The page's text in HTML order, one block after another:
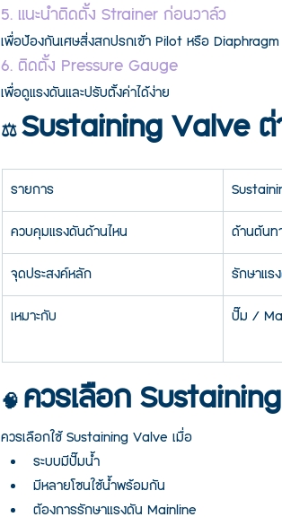
5. แนะนำติดตั้ง Strainer ก่อนวาล์ว
เพื่อป้องกันเศษสิ่งสกปรกเข้า Pilot หรือ Diaphragm
6. ติดตั้ง Pressure Gauge
เพื่อดูแรงดันและปรับตั้งค่าได้ง่าย
⚖️ Sustaining Valve ต่
รายการ
ควบคุมแรงดันด้านไหน ด้านต้นท
จุดประสงค์หลัก รักษาแร
เหมาะกับ ปั๊ม /
🧠 ควรเลือก
ควรเลือกใช้ Sustaining Valve เมื่อ
ระบบมีปั๊มน้ำ
มีหลายโซนใช้น้ำพร้อมกัน
ต้องการรักษาแรงดัน Mainline